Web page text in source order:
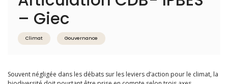
– Giec
Climat Gouvernance
Souvent négligée dans les débats sur les leviers d’action pour le climat, la